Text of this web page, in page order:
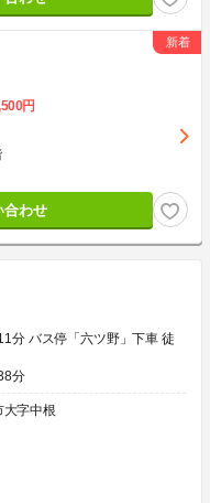
円
合わせ
分 バス停「六ツ野」下車 徒
分
字中根